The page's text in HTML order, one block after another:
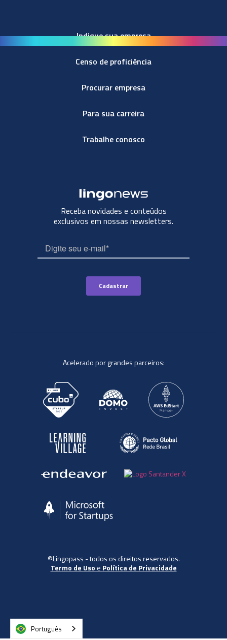
Indique sua empresa
Censo de proficiência
Procurar empresa
Para sua carreira
Trabalhe conosco
Receba novidades e conteúdos
exclusivos em nossas newsletters.
Acelerado por grandes parceiros:
©Lingopass - todos os direitos reservados.
Termo de Uso e Política de Privacidade
Português